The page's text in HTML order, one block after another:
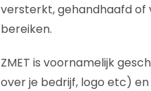
versterkt, gehandhaafd of
bereiken.
ZMET is voornamelijk
over je bedrijf, logo etc)